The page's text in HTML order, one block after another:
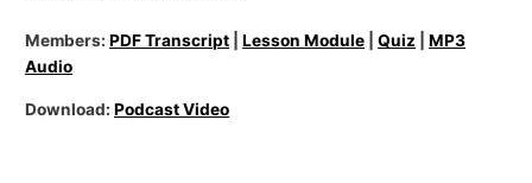
Members:PDF Transcript |Lesson Module |Quiz |MP3
Audio
Download:Podcast Video